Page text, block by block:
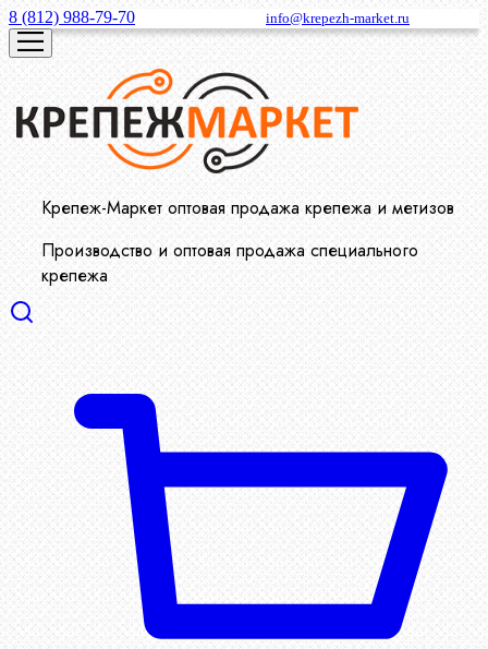
8 (812) 988-79-70 info@krepezh-market.ru
Крепеж-Маркет оптовая продажа крепежа и метизов
Производство и оптовая продажа специального
крепежа